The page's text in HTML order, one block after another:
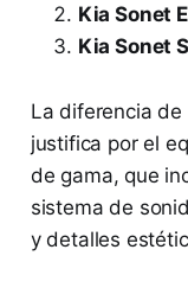
Kia Sonet
Kia Sonet
La diferencia de
justifica por el
de gama, que
sistema de
y detalles